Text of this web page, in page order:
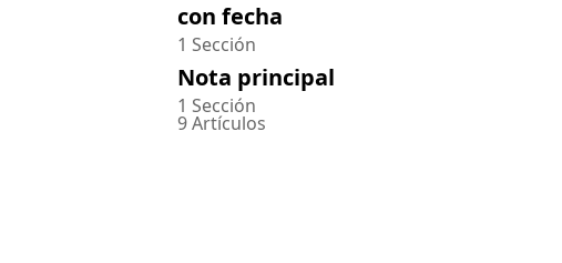
con fecha
1 Sección
Nota principal
1 Sección
9 Artículos